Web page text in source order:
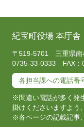
紀宝町役場 本庁舎
〒519-5701 三重県
0735-33-0333 FAX：
各担当課への電話番
※間違い電話が多く発
掛けくださいますよう
※各ページの記載記事